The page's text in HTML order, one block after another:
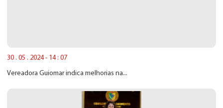
30 . 05 . 2024 - 14 : 07
Vereadora Guiomar indica melhorias na...